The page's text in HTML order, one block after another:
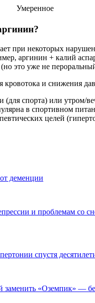
Умеренное
при некоторых
аргинин + калий
это уже не
и снижения
(для спорта) или утром/
в спортивном
целей
деменции
и проблемам со
спустя
«Оземпик» —